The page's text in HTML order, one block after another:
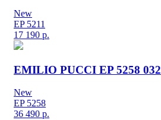
New
EP 5211
17 190 р.
EMILIO PUCCI EP 5258 032
New
EP 5258
36 490 р.